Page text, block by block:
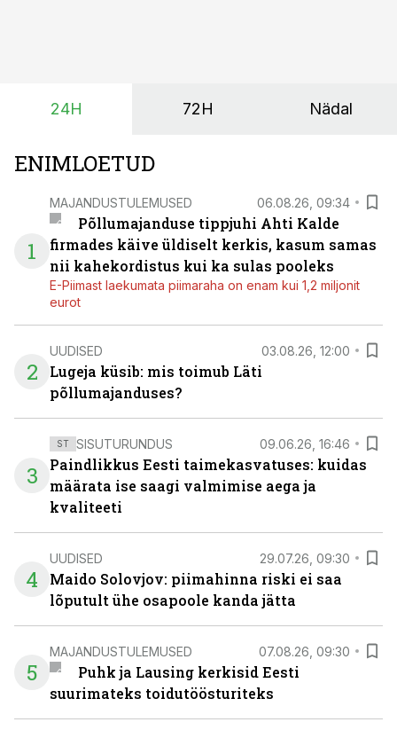
24H 72H Nädal
ENIMLOETUD
1
MAJANDUSTULEMUSED 06.08.26, 09:34
Põllumajanduse tippjuhi Ahti Kalde
firmades käive üldiselt kerkis, kasum samas
nii kahekordistus kui ka sulas pooleks
E-Piimast laekumata piimaraha on enam kui 1,2 miljonit
eurot
2
UUDISED 03.08.26, 12:00
Lugeja küsib: mis toimub Läti
põllumajanduses?
3
ST SISUTURUNDUS 09.06.26, 16:46
Paindlikkus Eesti taimekasvatuses: kuidas
määrata ise saagi valmimise aega ja
kvaliteeti
4
UUDISED 29.07.26, 09:30
Maido Solovjov: piimahinna riski ei saa
lõputult ühe osapoole kanda jätta
5
MAJANDUSTULEMUSED 07.08.26, 09:30
Puhk ja Lausing kerkisid Eesti
suurimateks toidutöösturiteks